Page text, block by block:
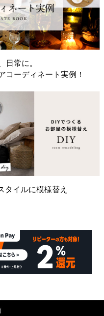
日常に。
コーディネート実例！
イルに模様替え